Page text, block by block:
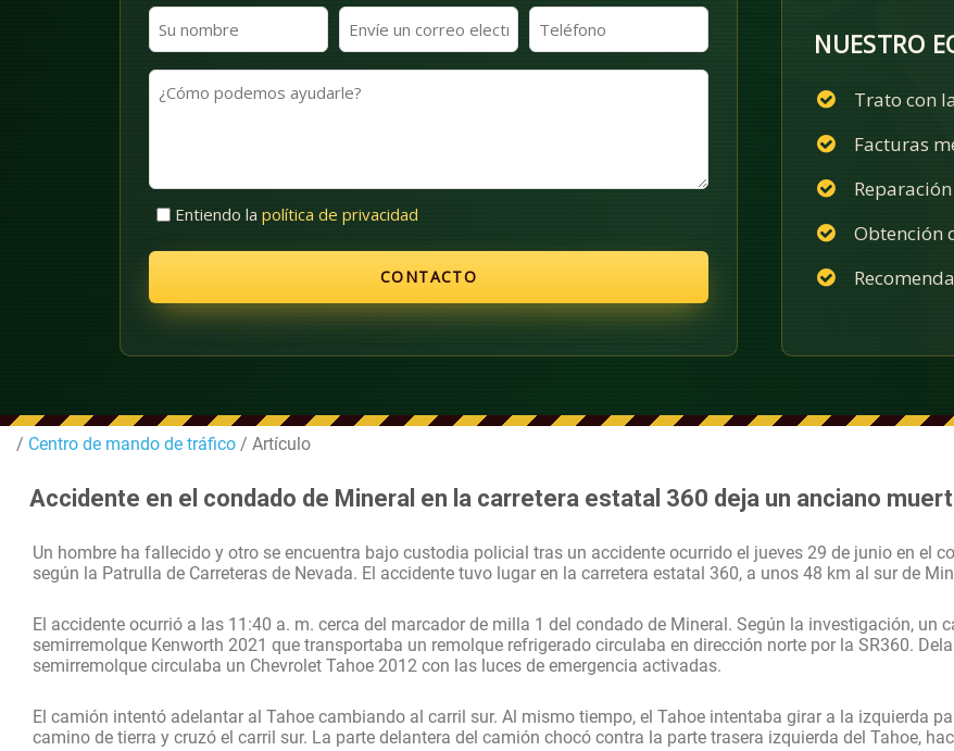
Nombre
y
apellidos
(Obligatorio)
Correo
electrónico
(Obligatorio)
Teléfono
(Obligatorio)
¿Cómo
podemos
SinEntiendo la política de privacidad
NUESTRO
Trato con
Facturas
Obtención
/ Centro de mando de tráfico / Artículo
Accidente en el condado de Mineral en la carretera estatal 360 deja un anciano
Un hombre ha fallecido y otro se encuentra bajo custodia policial tras un accidente ocurrido el jueves 29 de junio en el
según la Patrulla de Carreteras de Nevada. El accidente tuvo lugar en la carretera estatal 360, a unos 48 km al sur de
El accidente ocurrió a las 11:40 a. m. cerca del marcador de milla 1 del condado de Mineral. Según la investigación, un
semirremolque Kenworth 2021 que transportaba un remolque refrigerado circulaba en dirección norte por la SR360.
semirremolque circulaba un Chevrolet Tahoe 2012 con las luces de emergencia activadas.
El camión intentó adelantar al Tahoe cambiando al carril sur. Al mismo tiempo, el Tahoe intentaba girar a la izquierda
camino de tierra y cruzó el carril sur. La parte delantera del camión chocó contra la parte trasera izquierda del Tahoe,